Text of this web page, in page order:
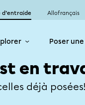
d’entraide Allofrançais
Poser
en
déjà posées!